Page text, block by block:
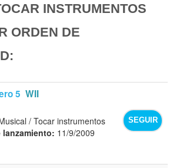
INSTRUMENTOS
ORDEN DE
5 WII
SEGUIR
/ Tocar instrumentos
lanzamiento: 11/9/2009